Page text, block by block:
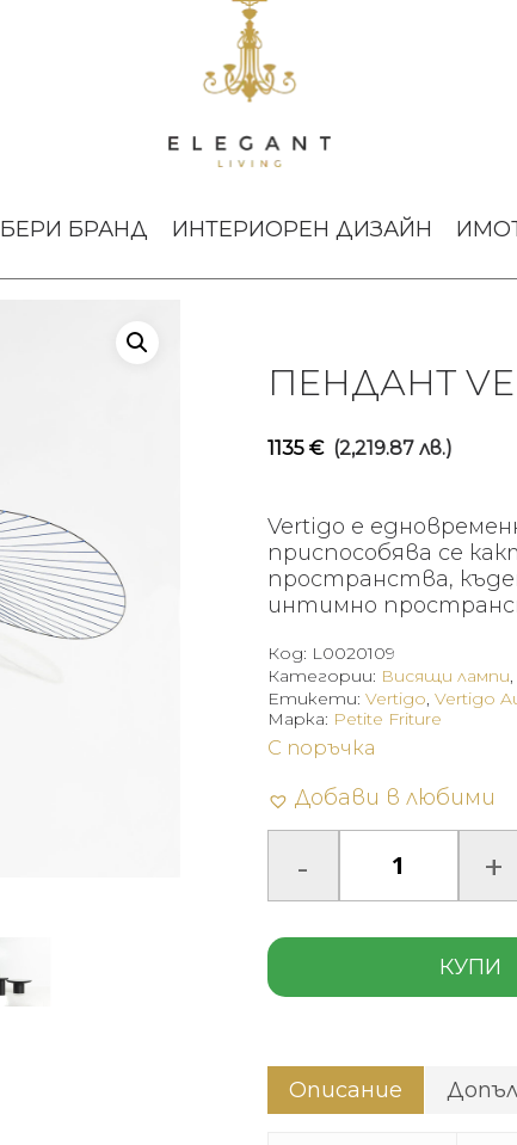
БРАНД ИНТЕРИОРЕН ДИЗАЙН
ПЕНДАНТ
1135 € (2,219.87 лв.)
Vertigo е
приспособява се
пространства,
интимно
Код: L0020109
Категории: Висящи лампи,
Етикети: Vertigo, Vertigo
С поръчка
Добави в любими
КУПИ
Марка: Petite Friture
Описание